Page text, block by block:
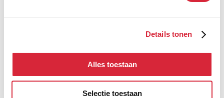
Details tonen
Alles toestaan
Selectie toestaan
daarom opnieuw je waarden. Als deze veranderd zijn, zul je
moeten inslaan in je carrière, bijvoorbeeld door eenandere baan
Jouw job geëvalueerd en het is duidelijk.
? Ga dan op zoek naar een betere job, een leukere job,
een job met uitdaging. Begin al eens met het bekijken vanalle jobs